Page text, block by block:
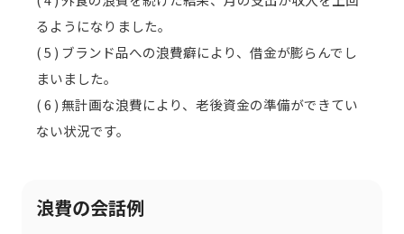
るようになりました。
( 5 ) ブランド品への浪費癖により、借金が膨らんでし
まいました。
( 6 ) 無計画な浪費により、老後資金の準備ができてい
ない状況です。
浪費の会話例